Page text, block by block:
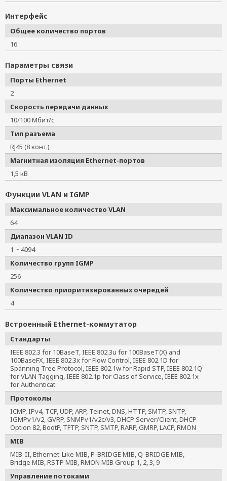
Интерфейс
Общее количество портов
16
Параметры связи
Порты Ethernet
2
Скорость передачи данных
10/100 Мбит/с
Тип разъема
RJ45 (8 конт.)
Магнитная изоляция Ethernet-портов
1,5 кВ
Функции VLAN и IGMP
Максимальное количество VLAN
64
Диапазон VLAN ID
1 ~ 4094
Количество групп IGMP
256
Количество приоритизированных очередей
4
Встроенный Ethernet-коммутатор
Стандарты
IEEE 802.3 for 10BaseT, IEEE 802.3u for 100BaseT(X) and
100BaseFX, IEEE 802.3x for Flow Control, IEEE 802.1D for
Spanning Tree Protocol, IEEE 802.1w for Rapid STP, IEEE 802.1Q
for VLAN Tagging, IEEE 802.1p for Class of Service, IEEE 802.1x
for Authenticat
Протоколы
ICMP, IPv4, TCP, UDP, ARP, Telnet, DNS, HTTP, SMTP, SNTP,
IGMPv1/v2, GVRP, SNMPv1/v2c/v3, DHCP Server/Client, DHCP
Option 82, BootP, TFTP, SNTP, SMTP, RARP, GMRP, LACP, RMON
MIB
MIB-II, Ethernet-Like MIB, P-BRIDGE MIB, Q-BRIDGE MIB,
Bridge MIB, RSTP MIB, RMON MIB Group 1, 2, 3, 9
Управление потоками